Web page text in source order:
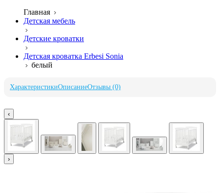
Главная
Детская мебель
Детские кроватки
Детская кроватка Erbesi Sonia
белый
ХарактеристикиОписаниеОтзывы (0)
‹
›